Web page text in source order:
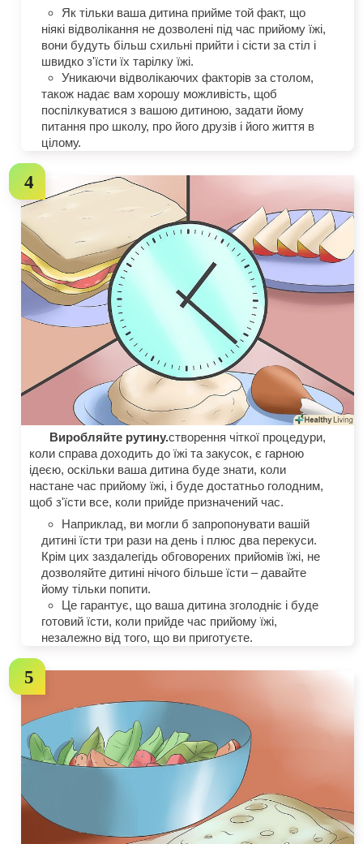
Як тільки ваша дитина прийме той факт, що
ніякі відволікання не дозволені під час прийому їжі,
вони будуть більш схильні прийти і сісти за стіл і
швидко з'їсти їх тарілку їжі.
Уникаючи відволікаючих факторів за столом,
також надає вам хорошу можливість, щоб
поспілкуватися з вашою дитиною, задати йому
питання про школу, про його друзів і його життя в
цілому.
Виробляйте рутину.створення чіткої процедури,
коли справа доходить до їжі та закусок, є гарною
ідеєю, оскільки ваша дитина буде знати, коли
настане час прийому їжі, і буде достатньо голодним,
щоб з'їсти все, коли прийде призначений час.
Наприклад, ви могли б запропонувати вашій
дитині їсти три рази на день і плюс два перекуси.
Крім цих заздалегідь обговорених прийомів їжі, не
дозволяйте дитині нічого більше їсти – давайте
йому тільки попити.
Це гарантує, що ваша дитина зголодніє і буде
готовий їсти, коли прийде час прийому їжі,
незалежно від того, що ви приготуєте.